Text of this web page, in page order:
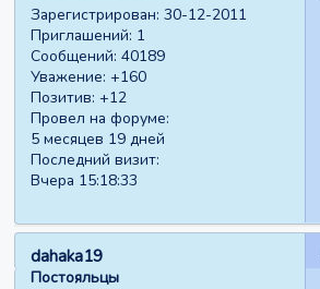
Зарегистрирован: 30-12-2011
Приглашений: 1
Сообщений: 40189
Уважение: +160
Позитив: +12
Провел на форуме:
5 месяцев 19 дней
Последний визит:
Вчера 15:18:33
dahaka19
Постояльцы